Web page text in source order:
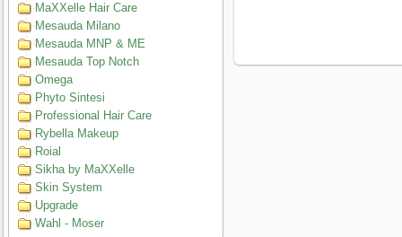
MaXXelle Hair Care
Mesauda Milano
Mesauda MNP & ME
Mesauda Top Notch
Omega
Phyto Sintesi
Professional Hair Care
Rybella Makeup
Roial
Sikha by MaXXelle
Skin System
Upgrade
Wahl - Moser